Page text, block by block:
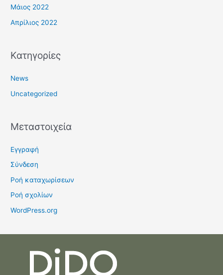
Μάιος 2022
Απρίλιος 2022
Kατηγορίες
News
Uncategorized
Μεταστοιχεία
Εγγραφή
Σύνδεση
Ροή καταχωρίσεων
Ροή σχολίων
WordPress.org